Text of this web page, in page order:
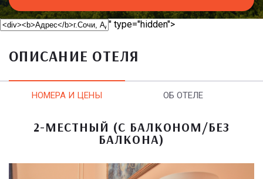
" type="hidden">
ОПИСАНИЕ ОТЕЛЯ
НОМЕРА И ЦЕНЫ ОБ ОТЕЛЕ
2-МЕСТНЫЙ (С БАЛКОНОМ/БЕЗ
БАЛКОНА)